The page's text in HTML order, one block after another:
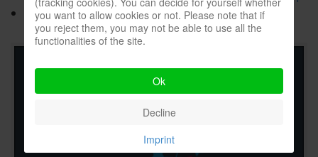
Как сделать Джигголовку из Чебурашки?
you want to allow cookies or not. Please note that if
you reject them, you may not be able to use all the
functionalities of the site.
Ok
Decline
Imprint